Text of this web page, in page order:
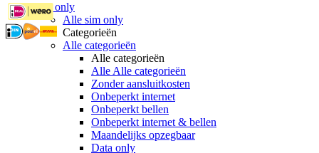
Sim only
Alle sim only
Categorieën
Alle categorieën
Alle categorieën
Alle Alle categorieën
Zonder aansluitkosten
Onbeperkt internet
Onbeperkt bellen
Onbeperkt internet & bellen
Maandelijks opzegbaar
Data only